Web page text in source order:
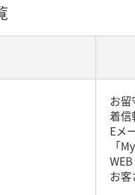
お
着信
Eメ
「
お